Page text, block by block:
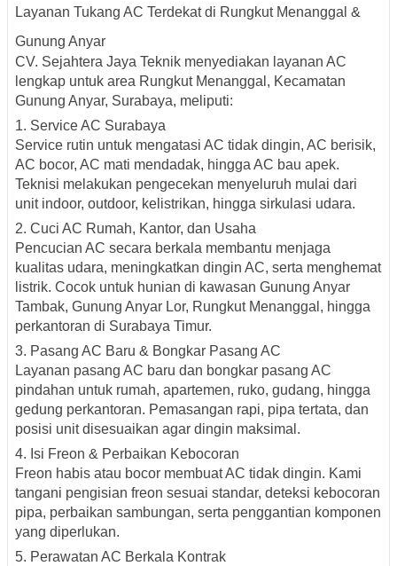
Layanan Tukang AC Terdekat di Rungkut Menanggal &
Gunung Anyar
CV. Sejahtera Jaya Teknik menyediakan layanan AC
lengkap untuk area Rungkut Menanggal, Kecamatan
Gunung Anyar, Surabaya, meliputi:
1. Service AC Surabaya
Service rutin untuk mengatasi AC tidak dingin, AC berisik,
AC bocor, AC mati mendadak, hingga AC bau apek.
Teknisi melakukan pengecekan menyeluruh mulai dari
unit indoor, outdoor, kelistrikan, hingga sirkulasi udara.
2. Cuci AC Rumah, Kantor, dan Usaha
Pencucian AC secara berkala membantu menjaga
kualitas udara, meningkatkan dingin AC, serta menghemat
listrik. Cocok untuk hunian di kawasan Gunung Anyar
Tambak, Gunung Anyar Lor, Rungkut Menanggal , hingga
perkantoran di Surabaya Timur.
3. Pasang AC Baru & Bongkar Pasang AC
Layanan pasang AC baru dan bongkar pasang AC
pindahan untuk rumah, apartemen, ruko, gudang, hingga
gedung perkantoran. Pemasangan rapi, pipa tertata, dan
posisi unit disesuaikan agar dingin maksimal.
4. Isi Freon & Perbaikan Kebocoran
Freon habis atau bocor membuat AC tidak dingin. Kami
tangani pengisian freon sesuai standar, deteksi kebocoran
pipa, perbaikan sambungan, serta penggantian komponen
yang diperlukan.
5. Perawatan AC Berkala Kontrak